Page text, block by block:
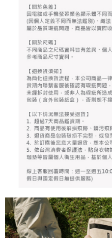
3. 完全なユーザーサービス規約に
さい：https://oppay.tw/userRule
3.現在、台湾の会員のみご利用いた
三、利用規約「AFTEE代金後払い
ロテクションズ（以下 AFTEE とい
ます。当サービスご利用の際に提
の氏名、電話番号、受取人の氏名
限らない）は、AFTEEに渡され当
す。AFTEEの個人情報の収集、処
ームページの『個人情報の収集、
ださい（https://aftee.tw/
ります。支払い期限を過ぎた場合
納金が加算されます。未成年の利
の同意を得ればAFTEEをご利用い
個人情報の処理、利用について疑
行使したい場合は、ネットプロテク
にご連絡ください。上記に示した
てAFTEEにご提供いただく、また
択しないでください。
送料無料
離島宅配
送料無料